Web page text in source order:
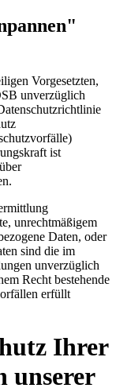
Vorgesetzten,
unverzüglich
ist
unrechtmäßigem
Daten, oder
sind die im
unverzüglich
Recht bestehende
erfüllt
Ihrer
unserer